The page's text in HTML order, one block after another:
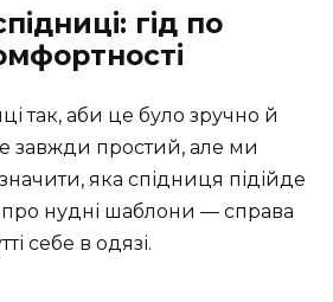
гід по
так, аби це було зручно й
завжди простий, але ми
яка спідниця підійде
нудні шаблони — справа
себе в одязі.